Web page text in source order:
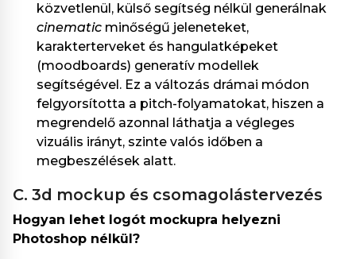
közvetlenül, külső segítség nélkül generálnak
cinematic minőségű jeleneteket,
karakterterveket és hangulatképeket
(moodboards) generatív modellek
segítségével. Ez a változás drámai módon
felgyorsította a pitch-folyamatokat, hiszen a
megrendelő azonnal láthatja a végleges
vizuális irányt, szinte valós időben a
megbeszélések alatt.
c. 3d mockup és csomagolástervezés
Hogyan lehet logót mockupra helyezni
Photoshop nélkül?